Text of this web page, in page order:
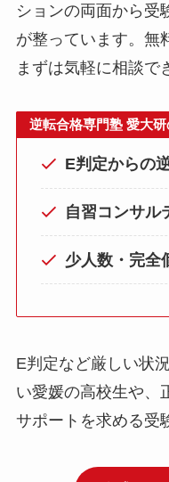
ションの両面から受
が整っています。無
まずは気軽に相談で
逆転合格専門塾 愛大
E判定からの
自習コンサル
少人数・完全
E判定など厳しい状
い愛媛の高校生や、
サポートを求める受